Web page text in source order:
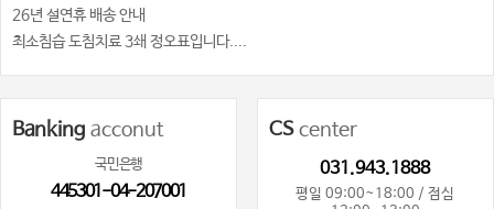
26년 설연휴 배송 안내
최소침습 도침치료 3쇄 정오표입니다....
Banking acconut
국민은행
445301-04-207001
CScenter
031.943.1888
평일 09:00~18:00 / 점심